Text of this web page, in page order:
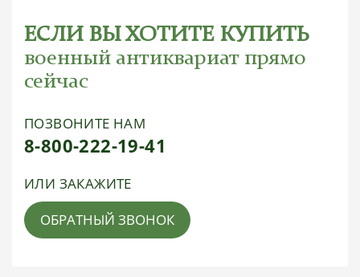
ЕСЛИ ВЫ ХОТИТЕ КУПИТЬ
военный антиквариат прямо
сейчас
ПОЗВОНИТЕ НАМ
8-800-222-19-41
ИЛИ ЗАКАЖИТЕ
ОБРАТНЫЙ ЗВОНОК